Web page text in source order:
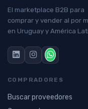
El marketplace B2B para
comprar y vender al por
en Uruguay y América
COMPRADORES
Buscar proveedores